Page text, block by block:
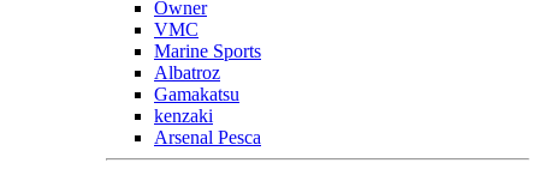
Owner
VMC
Marine Sports
Albatroz
Gamakatsu
kenzaki
Arsenal Pesca